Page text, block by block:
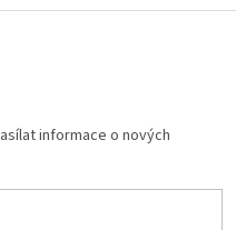
informace o nových